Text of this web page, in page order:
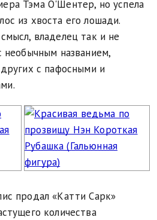
Тэма О'Шентер, но успела
из хвоста его лошади.
владелец так и не
необычным названием,
с пафосными и
продал «Катти Сарк»
количества